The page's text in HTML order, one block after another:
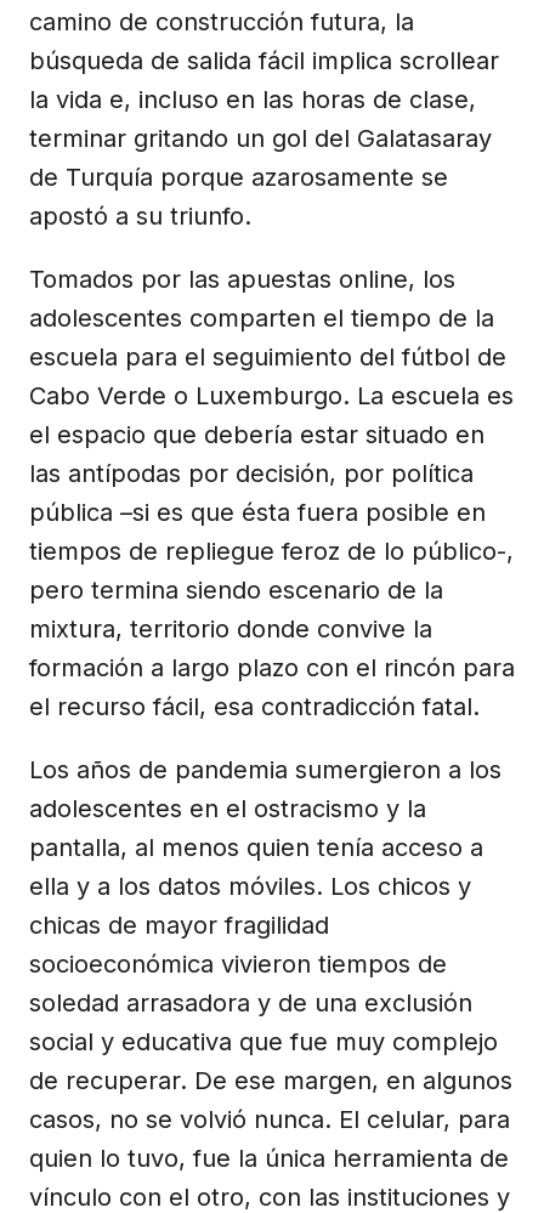
camino de construcción futura, la
búsqueda de salida fácil implica scrollear
la vida e, incluso en las horas de clase,
terminar gritando un gol del Galatasaray
de Turquía porque azarosamente se
apostó a su triunfo.
Tomados por las apuestas online, los
adolescentes comparten el tiempo de la
escuela para el seguimiento del fútbol de
Cabo Verde o Luxemburgo. La escuela es
el espacio que debería estar situado en
las antípodas por decisión, por política
pública –si es que ésta fuera posible en
tiempos de repliegue feroz de lo público-,
pero termina siendo escenario de la
mixtura, territorio donde convive la
formación a largo plazo con el rincón para
el recurso fácil, esa contradicción fatal.
Los años de pandemia sumergieron a los
adolescentes en el ostracismo y la
pantalla, al menos quien tenía acceso a
ella y a los datos móviles. Los chicos y
chicas de mayor fragilidad
socioeconómica vivieron tiempos de
soledad arrasadora y de una exclusión
social y educativa que fue muy complejo
de recuperar. De ese margen, en algunos
casos, no se volvió nunca. El celular, para
quien lo tuvo, fue la única herramienta de
vínculo con el otro, con las instituciones y